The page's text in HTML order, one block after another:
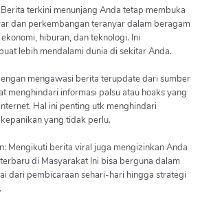
terkini menunjang Anda tetap membuka
dan perkembangan teranyar dalam beragam
hiburan, dan teknologi. Ini
lebih mendalami dunia di sekitar Anda.
mengawasi berita terupdate dari sumber
menghindari informasi palsu atau hoaks yang
Hal ini penting utk menghindari
yang tidak perlu.
Mengikuti berita viral juga mengizinkan Anda
di Masyarakat Ini bisa berguna dalam
dari pembicaraan sehari-hari hingga strategi